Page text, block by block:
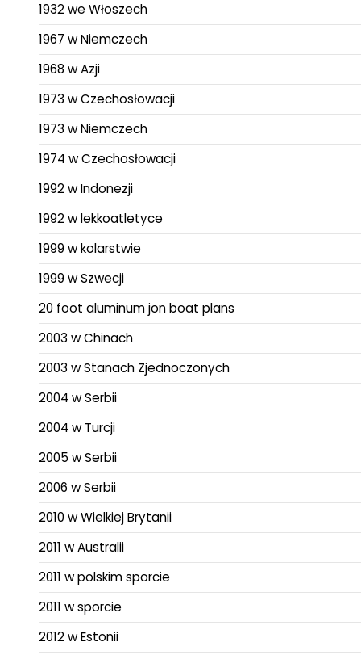
1932 we Włoszech
1967 w Niemczech
1968 w Azji
1973 w Czechosłowacji
1973 w Niemczech
1974 w Czechosłowacji
1992 w Indonezji
1992 w lekkoatletyce
1999 w kolarstwie
1999 w Szwecji
20 foot aluminum jon boat plans
2003 w Chinach
2003 w Stanach Zjednoczonych
2004 w Serbii
2004 w Turcji
2005 w Serbii
2006 w Serbii
2010 w Wielkiej Brytanii
2011 w Australii
2011 w polskim sporcie
2011 w sporcie
2012 w Estonii